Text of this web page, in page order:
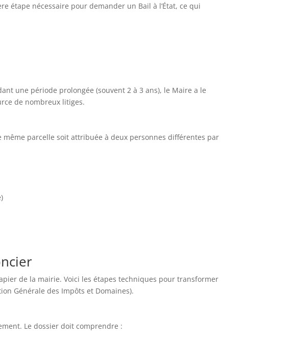
étape nécessaire pour demander un Bail à l’État, ce qui
une période prolongée (souvent 2 à 3 ans), le Maire a le
de nombreux litiges.
même parcelle soit attribuée à deux personnes différentes par
de la mairie. Voici les étapes techniques pour transformer
Générale des Impôts et Domaines).
Le dossier doit comprendre :